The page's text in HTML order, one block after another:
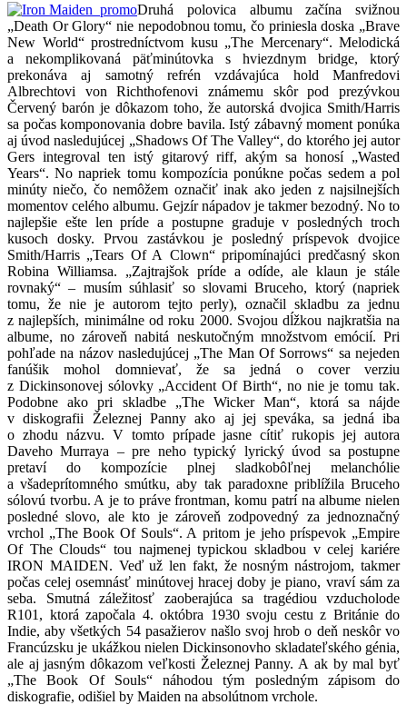
Druhá polovica albumu začína svižnou
„Death Or Glory“ nie nepodobnou tomu, čo priniesla doska „Brave
New World“ prostredníctvom kusu „The Mercenary“. Melodická
a nekomplikovaná päťminútovka s hviezdnym bridge, ktorý
prekonáva aj samotný refrén vzdávajúca hold Manfredovi
Albrechtovi von Richthofenovi známemu skôr pod prezývkou
Červený barón je dôkazom toho, že autorská dvojica Smith/Harris
sa počas komponovania dobre bavila. Istý zábavný moment ponúka
aj úvod nasledujúcej „Shadows Of The Valley“, do ktorého jej autor
Gers integroval ten istý gitarový riff, akým sa honosí „Wasted
Years“. No napriek tomu kompozícia ponúkne počas sedem a pol
minúty niečo, čo nemôžem označiť inak ako jeden z najsilnejších
momentov celého albumu. Gejzír nápadov je takmer bezodný. No to
najlepšie ešte len príde a postupne graduje v posledných troch
kusoch dosky. Prvou zastávkou je posledný príspevok dvojice
Smith/Harris „Tears Of A Clown“ pripomínajúci predčasný skon
Robina Williamsa. „Zajtrajšok príde a odíde, ale klaun je stále
rovnaký“ – musím súhlasiť so slovami Bruceho, ktorý (napriek
tomu, že nie je autorom tejto perly), označil skladbu za jednu
z najlepších, minimálne od roku 2000. Svojou dĺžkou najkratšia na
albume, no zároveň nabitá neskutočným množstvom emócií. Pri
pohľade na názov nasledujúcej „The Man Of Sorrows“ sa nejeden
fanúšik mohol domnievať, že sa jedná o cover verziu
z Dickinsonovej sólovky „Accident Of Birth“, no nie je tomu tak.
Podobne ako pri skladbe „The Wicker Man“, ktorá sa nájde
v diskografii Železnej Panny ako aj jej speváka, sa jedná iba
o zhodu názvu. V tomto prípade jasne cítiť rukopis jej autora
Daveho Murraya – pre neho typický lyrický úvod sa postupne
pretaví do kompozície plnej sladkobôľnej melanchólie
a všadeprítomného smútku, aby tak paradoxne priblížila Bruceho
sólovú tvorbu. A je to práve frontman, komu patrí na albume nielen
posledné slovo, ale kto je zároveň zodpovedný za jednoznačný
vrchol „The Book Of Souls“. A pritom je jeho príspevok „Empire
Of The Clouds“ tou najmenej typickou skladbou v celej kariére
IRON MAIDEN. Veď už len fakt, že nosným nástrojom, takmer
počas celej osemnásť minútovej hracej doby je piano, vraví sám za
seba. Smutná záležitosť zaoberajúca sa tragédiou vzducholode
R101, ktorá započala 4. októbra 1930 svoju cestu z Británie do
Indie, aby všetkých 54 pasažierov našlo svoj hrob o deň neskôr vo
Francúzsku je ukážkou nielen Dickinsonovho skladateľského génia,
ale aj jasným dôkazom veľkosti Železnej Panny. A ak by mal byť
„The Book Of Souls“ náhodou tým posledným zápisom do
diskografie, odišiel by Maiden na absolútnom vrchole.